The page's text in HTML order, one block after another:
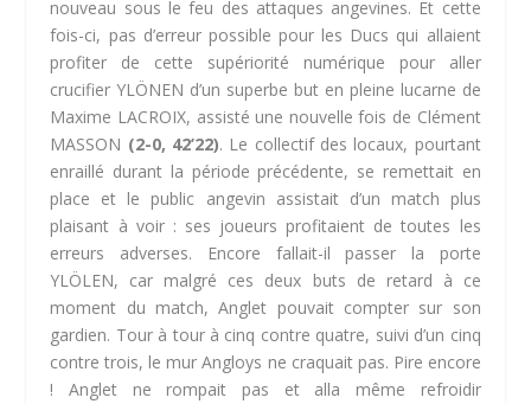
nouveau sous le feu des attaques angevines. Et cette
fois-ci, pas d’erreur possible pour les Ducs qui allaient
profiter de cette supériorité numérique pour aller
crucifier YLÖNEN d’un superbe but en pleine lucarne de
Maxime LACROIX, assisté une nouvelle fois de Clément
MASSON (2-0, 42’22). Le collectif des locaux, pourtant
enraillé durant la période précédente, se remettait en
place et le public angevin assistait d’un match plus
plaisant à voir : ses joueurs profitaient de toutes les
erreurs adverses. Encore fallait-il passer la porte
YLÖLEN, car malgré ces deux buts de retard à ce
moment du match, Anglet pouvait compter sur son
gardien. Tour à tour à cinq contre quatre, suivi d’un cinq
contre trois, le mur Angloys ne craquait pas. Pire encore
! Anglet ne rompait pas et alla même refroidir